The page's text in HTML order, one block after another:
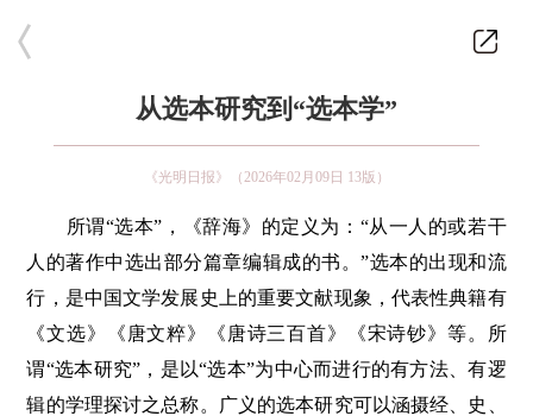
从选本研究到“选本学”
《光明日报》（2026年02月09日 13版）
所谓“选本”，《辞海》的定义为：“从一人的或若干
人的著作中选出部分篇章编辑成的书。”选本的出现和流
行，是中国文学发展史上的重要文献现象，代表性典籍有
《文选》《唐文粹》《唐诗三百首》《宋诗钞》等。所
谓“选本研究”，是以“选本”为中心而进行的有方法、有逻
辑的学理探讨之总称。广义的选本研究可以涵摄经、史、